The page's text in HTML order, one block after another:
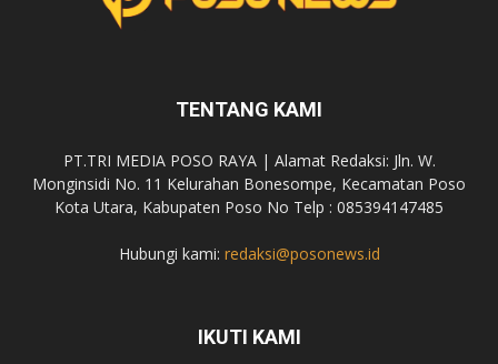
TENTANG KAMI
PT.TRI MEDIA POSO RAYA | Alamat Redaksi: Jln. W.
Monginsidi No. 11 Kelurahan Bonesompe, Kecamatan Poso
Kota Utara, Kabupaten Poso No Telp : 085394147485
Hubungi kami: redaksi@posonews.id
IKUTI KAMI